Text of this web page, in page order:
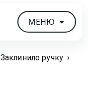
МЕНЮ
Заклинило ручку ›